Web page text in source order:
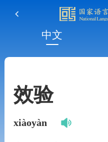
中文
效验
xiàoyàn